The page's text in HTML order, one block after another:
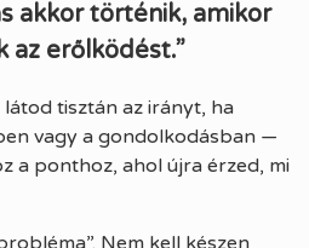
akkor történik, amikor
az erőlködést.”
tisztán az irányt, ha
vagy a gondolkodásban —
a ponthoz, ahol újra érzed, mi